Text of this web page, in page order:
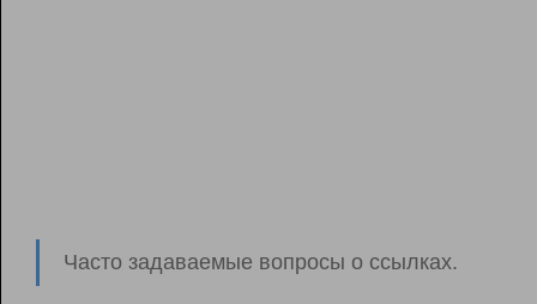
Часто задаваемые вопросы о ссылках.